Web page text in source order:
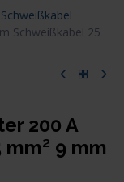
Schweißkabel 25
200 A
9 mm